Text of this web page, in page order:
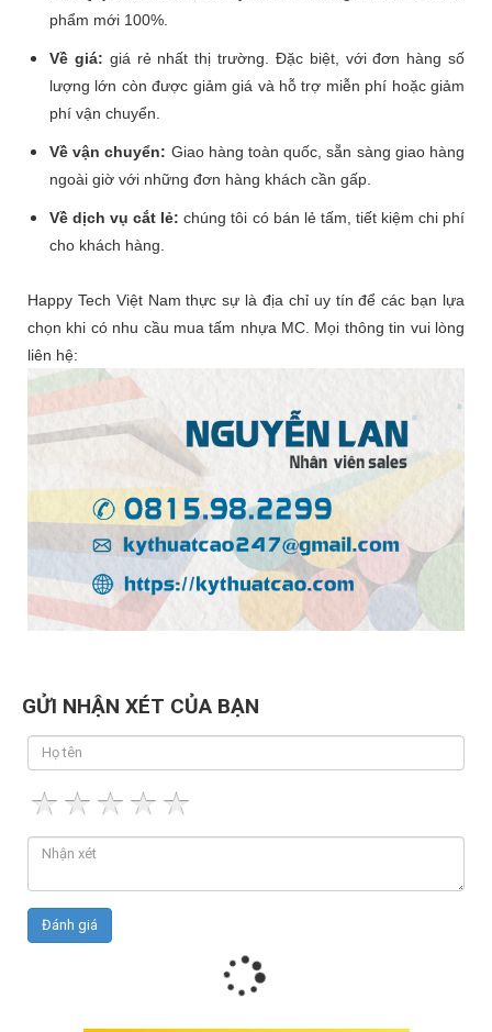
phẩm mới 100%.
Về giá: giá rẻ nhất thị trường. Đặc biệt, với đơn hàng số
lượng lớn còn được giảm giá và hỗ trợ miễn phí hoặc giảm
phí vận chuyển.
Về vận chuyển: Giao hàng toàn quốc, sẵn sàng giao hàng
ngoài giờ với những đơn hàng khách cần gấp.
Về dịch vụ cắt lẻ:chúng tôi có bán lẻ tấm, tiết kiệm chi phí
cho khách hàng.
Happy Tech Việt Nam thực sự là địa chỉ uy tín để các bạn lựa
chọn khi có nhu cầu mua tấm nhựa MC. Mọi thông tin vui lòng
liên hệ:
GỬI NHẬN XÉT CỦA BẠN